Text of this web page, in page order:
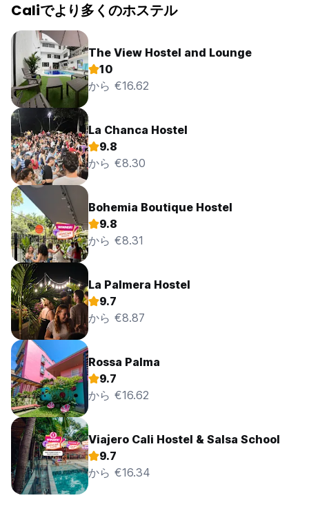
Caliでより多くのホステル
The View Hostel and Lounge
10
から €16.62
La Chanca Hostel
9.8
から €8.30
Bohemia Boutique Hostel
9.8
から €8.31
La Palmera Hostel
9.7
から €8.87
Rossa Palma
9.7
から €16.62
Viajero Cali Hostel & Salsa School
9.7
から €16.34